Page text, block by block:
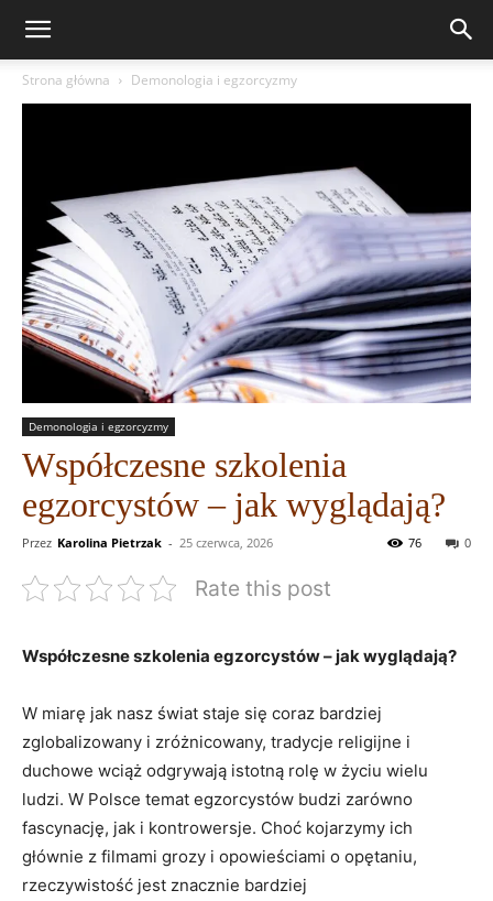
Strona główna Demonologia i egzorcyzmy
Demonologia i egzorcyzmy
Współczesne szkolenia
egzorcystów – jak wyglądają?
Przez Karolina Pietrzak - 25 czerwca, 2026 0
76
Rate this post
Współczesne szkolenia egzorcystów – jak wyglądają?
W miarę jak nasz​ świat staje się coraz bardziej
‍zglobalizowany i zróżnicowany, tradycje ‌religijne i
duchowe wciąż odgrywają⁣ istotną rolę w życiu wielu
ludzi. ​W ⁣Polsce temat egzorcystów budzi zarówno
fascynację, jak ​i kontrowersje. Choć kojarzymy ⁣ich
⁤głównie z filmami ​grozy i opowieściami o opętaniu,
rzeczywistość jest znacznie bardziej